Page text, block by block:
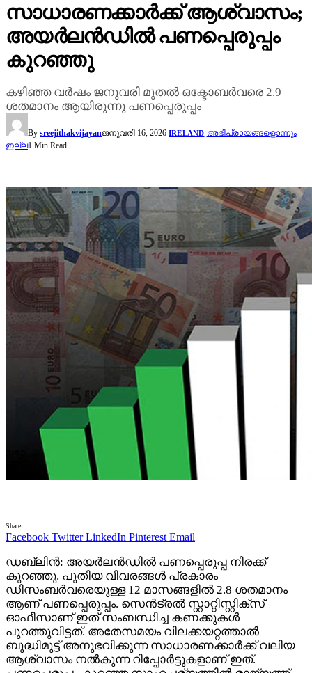
സാധാരണക്കാർക്ക് ആശ്വാസം;
അയർലൻഡിൽ പണപ്പെരുപ്പം
കുറഞ്ഞു
കഴിഞ്ഞ വർഷം ജനുവരി മുതൽ ഒക്ടോബർവരെ 2.9
ശതമാനം ആയിരുന്നു പണപ്പെരുപ്പം
By sreejithakvijayanജനുവരി 16, 2026 IRELAND അഭിപ്രായങ്ങളൊന്നും
ഇല്ല1 Min Read
Share
Facebook Twitter LinkedIn Pinterest Email
ഡബ്ലിൻ: അയർലൻഡിൽ പണപ്പെരുപ്പ നിരക്ക്
കുറഞ്ഞു. പുതിയ വിവരങ്ങൾ പ്രകാരം
ഡിസംബർവരെയുള്ള 12 മാസങ്ങളിൽ 2.8 ശതമാനം
ആണ് പണപ്പെരുപ്പം. സെൻട്രൽ സ്റ്റാറ്റിസ്റ്റിക്‌സ്
ഓഫീസാണ് ഇത് സംബന്ധിച്ച കണക്കുകൾ
പുറത്തുവിട്ടത്. അതേസമയം വിലക്കയറ്റത്താൽ
ബുദ്ധിമുട്ട് അനുഭവിക്കുന്ന സാധാരണക്കാർക്ക് വലിയ
ആശ്വാസം നൽകുന്ന റിപ്പോർട്ടുകളാണ് ഇത്.